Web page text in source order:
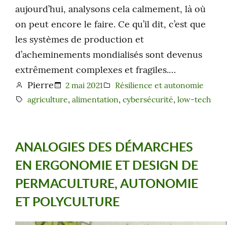
aujourd’hui, analysons cela calmement, là où
on peut encore le faire. Ce qu’il dit, c’est que
les systèmes de production et
d’acheminements mondialisés sont devenus
extrêmement complexes et fragiles.…
Pierre
2 mai 2021
Résilience et autonomie
agriculture, alimentation, cybersécurité, low-tech
ANALOGIES DES DÉMARCHES
EN ERGONOMIE ET DESIGN DE
PERMACULTURE, AUTONOMIE
ET POLYCULTURE